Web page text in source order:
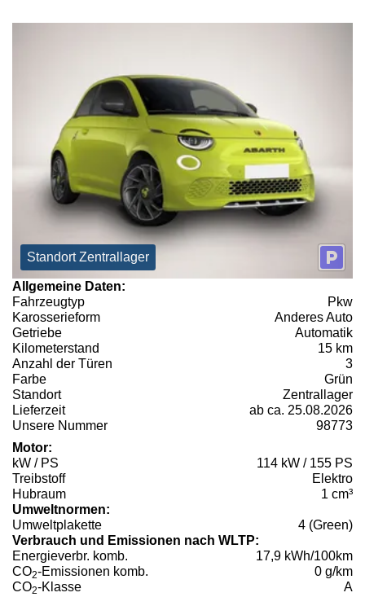
Standort Zentrallager
Allgemeine Daten:
Fahrzeugtyp
Pkw
Karosserieform
Anderes Auto
Getriebe
Automatik
Kilometerstand
15 km
Anzahl der Türen
3
Farbe
Grün
Standort
Zentrallager
Lieferzeit
ab ca. 25.08.2026
Unsere Nummer
98773
Motor:
kW / PS
114 kW / 155 PS
Treibstoff
Elektro
Hubraum
1 cm³
Umweltnormen:
Umweltplakette
4 (Green)
Verbrauch und Emissionen nach WLTP:
Energieverbr. komb.
17,9 kWh/100km
CO2-Emissionen komb.
0 g/km
CO2-Klasse A